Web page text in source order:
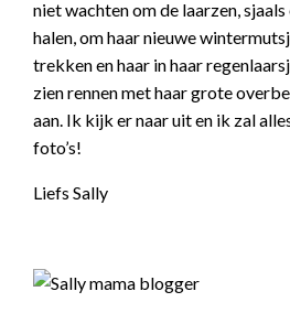
niet wachten om de laarzen,
halen, om haar nieuwe
trekken en haar in haar
zien rennen met haar grote
aan. Ik kijk er naar uit en ik zal
foto’s!
Liefs Sally